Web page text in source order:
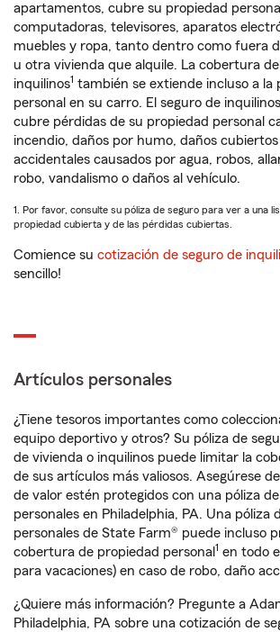
apartamentos, cubre su propiedad
computadoras, televisores, aparatos
muebles y ropa, tanto dentro como fuera
u otra vivienda que alquile. La cobertura
inquilinos1 también se extiende incluso a la
personal en su carro. El seguro de
cubre pérdidas de su propiedad personal
incendio, daños por humo, daños
accidentales causados por agua, robos,
robo, vandalismo o daños al vehículo.
1. Por favor, consulte su póliza de seguro para ver a una
propiedad cubierta y de las pérdidas cubiertas.
Comience su cotización de seguro de
sencillo!
Artículos personales
¿Tiene tesoros importantes como
equipo deportivo y otros? Su póliza de
de vivienda o inquilinos puede limitar la
de sus artículos más valiosos. Asegúrese
de valor estén protegidos con una póliza
personales en Philadelphia, PA. Una póliza
personales de State Farm® puede incluso
cobertura de propiedad personal 1 en todo
para vacaciones) en caso de robo, daño
¿Quiere más información? Pregunte a
Philadelphia, PA sobre una cotización de